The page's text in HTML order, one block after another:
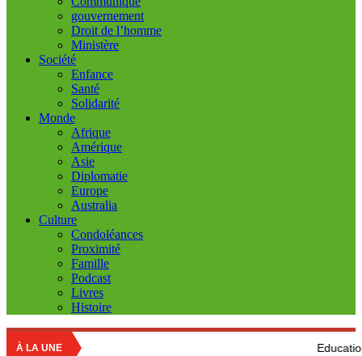
gouvernement
Droit de l’homme
Ministère
Société
Enfance
Santé
Solidarité
Monde
Afrique
Amérique
Asie
Diplomatie
Europe
Australia
Culture
Condoléances
Proximité
Famille
Podcast
Livres
Histoire
À LA UNE Education nationale :